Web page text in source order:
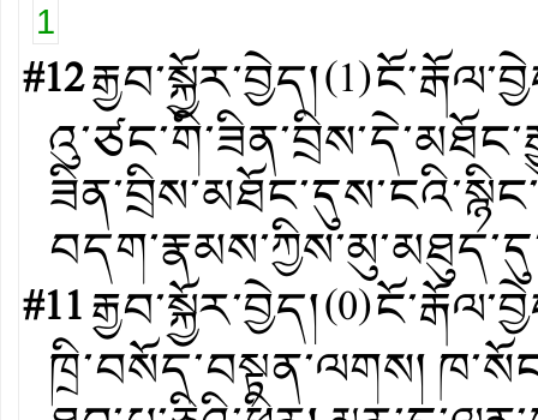
1
#12རྒྱབ་སྐྱོར་བྱེད།(1)
#11རྒྱབ་སྐྱོར་བྱེད།(0)
ཁྲི་བསོད་བསྟན་ལགས།